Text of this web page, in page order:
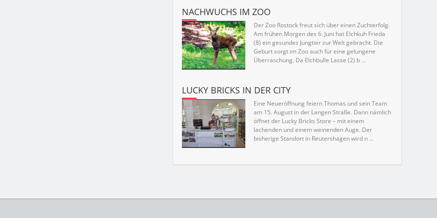
NACHWUCHS IM ZOO
Der Zoo Rostock freut sich über einen Zuchterfolg.
Am frühen Morgen des 6. Juni hat Elchkuh Frieda
(8) ein gesundes Jungtier zur Welt gebracht. Die
Geburt sorgt im Zoo auch für eine gelungene
Überraschung. Da Elchbulle Lasse (2) b ...
LUCKY BRICKS IN DER CITY
Eine Neueröffnung feiern Thomas und sein Team
am 15. August in der Langen Straße. Dann nämlich
öffnet der ­Lucky Bricks Store – mit einem
lachenden und einem weinenden Auge. Der
bisherige Standort in Reutershagen wird n ...